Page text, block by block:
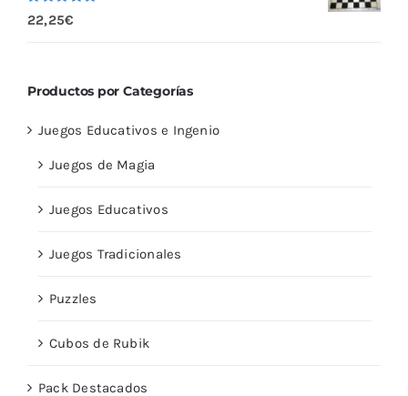
Valorado
con
5.00
22,25€
Productos por Categorías
Juegos Educativos e Ingenio
Juegos de Magia
Juegos Educativos
Juegos Tradicionales
Puzzles
Cubos de Rubik
Pack Destacados